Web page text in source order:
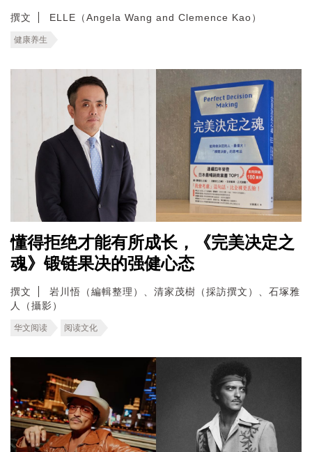
撰文 ELLE（Angela Wang and Clemence Kao）
健康养生
懂得拒绝才能有所成长，《完美决定之
魂》锻链果决的强健心态
撰文
岩川悟（編輯整理）、清家茂樹（採訪撰文）、石塚雅
人（攝影）
华文阅读 阅读文化